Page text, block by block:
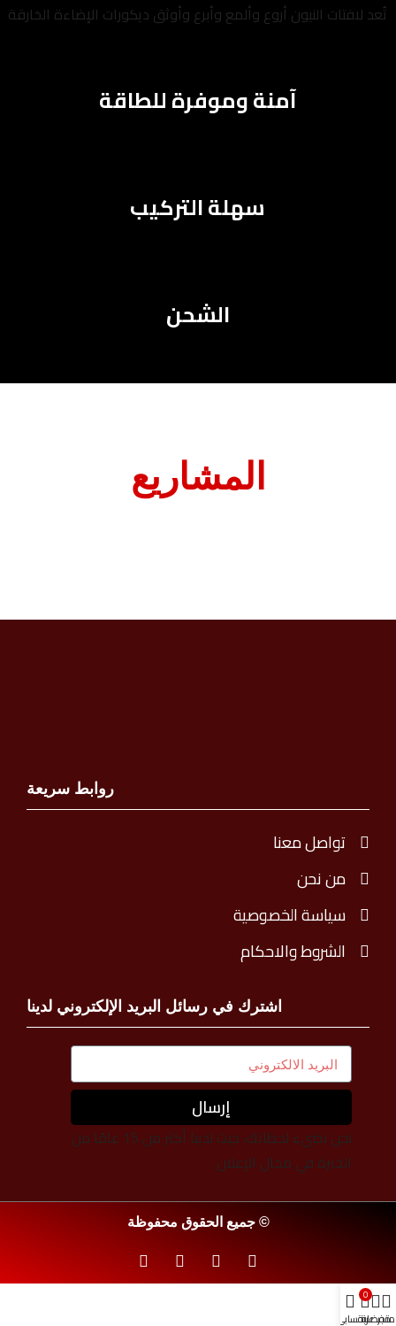
تُعد لافتات النيون أروع وألمع وأبرع وأوثق ديكورات الإضاءة الخارقة
آمنة وموفرة للطاقة
سهلة التركيب
الشحن
المشاريع
روابط سريعة
تواصل معنا
من نحن
سياسة الخصوصية
الشروط والاحكام
اشترك في رسائل البريد الإلكتروني لدينا
إرسال
نحن نضيء لحظاتك، حيث لدينا أكثر من 15 عامًا من
الخبرة في مجال الإعلان
© جميع الحقوق محفوظة
متجر
مفضلة
0
عربةحسابي